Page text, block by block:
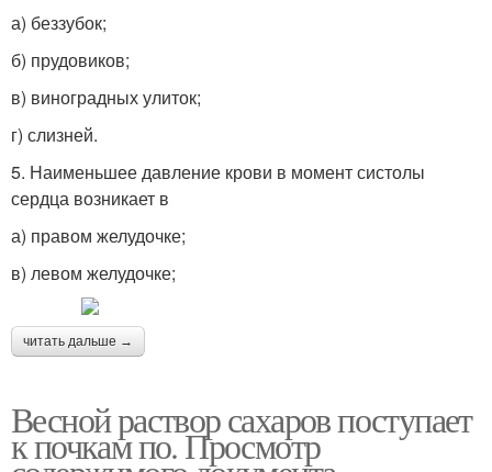
а) беззубок;
б) прудовиков;
в) виноградных улиток;
г) слизней.
5. Наименьшее давление крови в момент систолы
сердца возникает в
а) правом желудочке;
в) левом желудочке;
читать дальше →
Весной раствор сахаров поступает
к почкам по. Просмотр